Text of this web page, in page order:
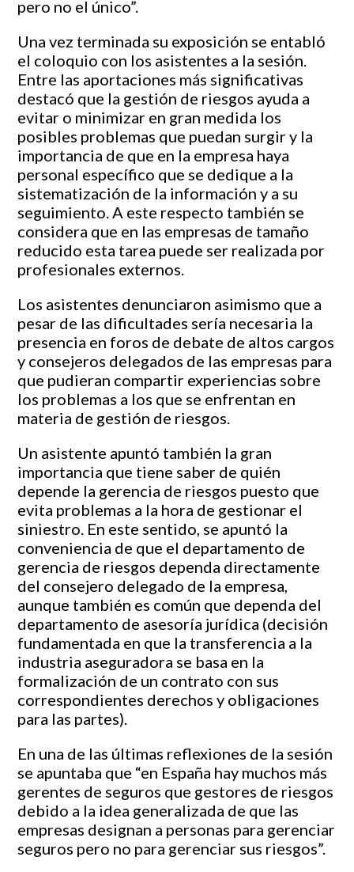
pero no el único”.
Una vez terminada su exposición se entabló
el coloquio con los asistentes a la sesión.
Entre las aportaciones más significativas
destacó que la gestión de riesgos ayuda a
evitar o minimizar en gran medida los
posibles problemas que puedan surgir y la
importancia de que en la empresa haya
personal específico que se dedique a la
sistematización de la información y a su
seguimiento. A este respecto también se
considera que en las empresas de tamaño
reducido esta tarea puede ser realizada por
profesionales externos.
Los asistentes denunciaron asimismo que a
pesar de las dificultades sería necesaria la
presencia en foros de debate de altos cargos
y consejeros delegados de las empresas para
que pudieran compartir experiencias sobre
los problemas a los que se enfrentan en
materia de gestión de riesgos.
Un asistente apuntó también la gran
importancia que tiene saber de quién
depende la gerencia de riesgos puesto que
evita problemas a la hora de gestionar el
siniestro. En este sentido, se apuntó la
conveniencia de que el departamento de
gerencia de riesgos dependa directamente
del consejero delegado de la empresa,
aunque también es común que dependa del
departamento de asesoría jurídica (decisión
fundamentada en que la transferencia a la
industria aseguradora se basa en la
formalización de un contrato con sus
correspondientes derechos y obligaciones
para las partes).
En una de las últimas reflexiones de la sesión
se apuntaba que “en España hay muchos más
gerentes de seguros que gestores de riesgos
debido a la idea generalizada de que las
empresas designan a personas para gerenciar
seguros pero no para gerenciar sus riesgos”.